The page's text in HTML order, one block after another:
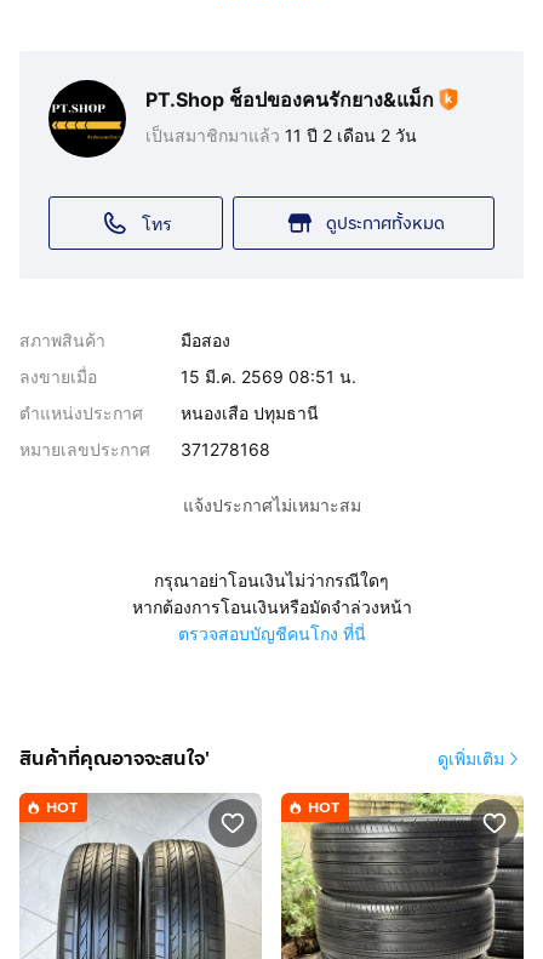
PT.Shop ช็อปของคนรักยาง&แม็ก
เป็นสมาชิกมาแล้ว 11 ปี 2 เดือน 2 วัน
โทร ดูประกาศทั้งหมด
สภาพสินค้า
มือสอง
ลงขายเมื่อ
15 มี.ค. 2569 08:51 น.
ตำแหน่งประกาศ
หนองเสือ ปทุมธานี
หมายเลขประกาศ
371278168
แจ้งประกาศไม่เหมาะสม
กรุณาอย่าโอนเงินไม่ว่ากรณีใดๆ
หากต้องการโอนเงินหรือมัดจำล่วงหน้า
ตรวจสอบบัญชีคนโกง ที่นี่
สินค้าที่คุณอาจจะสนใจ' ดูเพิ่มเติม
HOT HOT